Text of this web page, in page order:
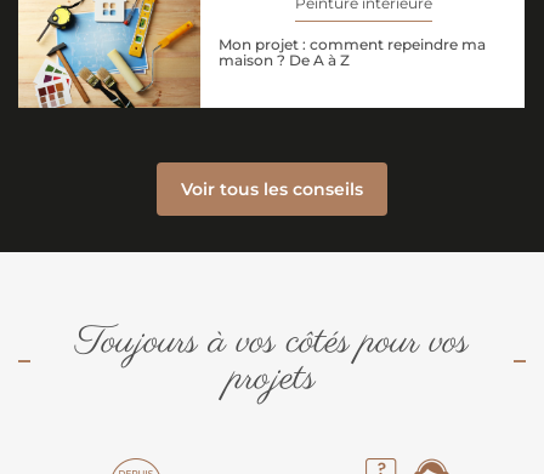
Mon projet : comment repeindre ma
maison ? De A à Z
Voir tous les conseils
Toujours à vos côtés pour vos
projets